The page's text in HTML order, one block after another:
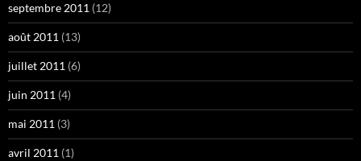
septembre 2011 (12)
août 2011 (13)
juillet 2011 (6)
juin 2011 (4)
mai 2011 (3)
avril 2011 (1)